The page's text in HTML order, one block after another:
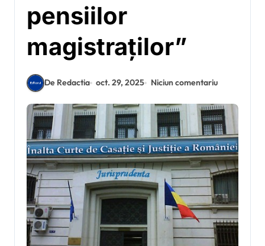
pensiilor
magistraților”
De Redactia oct. 29, 2025 Niciun comentariu